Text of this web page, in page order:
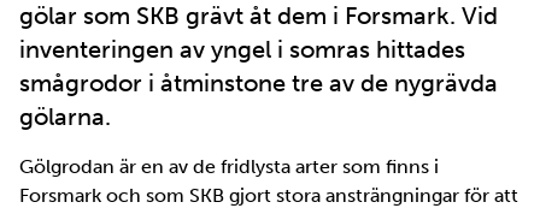
gölar som SKB grävt åt dem i Forsmark. Vid
inventeringen av yngel i somras hittades
smågrodor i åtminstone tre av de nygrävda
gölarna.
Gölgrodan är en av de fridlysta arter som finns i
Forsmark och som SKB gjort stora ansträngningar för att